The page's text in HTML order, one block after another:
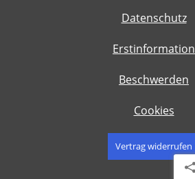
Datenschutz
Erstinformation
Beschwerden
Cookies
Vertrag widerrufen